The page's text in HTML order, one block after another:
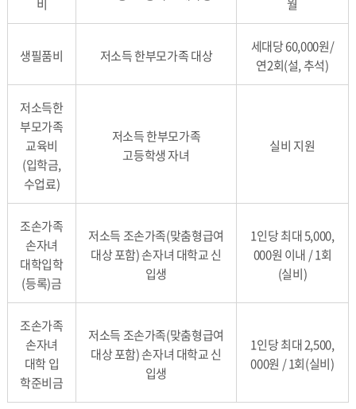
비
월
생필품비 저소득 한부모가족 대상
세대당 60,000원/
연2회(설, 추석)
저소득한
부모가족
교육비
(입학금,
수업료)
저소득 한부모가족
고등학생 자녀
실비 지원
조손가족
손자녀
대학입학
(등록)금
저소득 조손가족(맞춤형급여
대상 포함) 손자녀 대학교 신
입생
1인당 최대 5,000,
000원 이내 / 1회
(실비)
조손가족
손자녀
대학 입
학준비금
저소득 조손가족(맞춤형급여
대상 포함) 손자녀 대학교 신
입생
1인당 최대 2,500,
000원 / 1회(실비)